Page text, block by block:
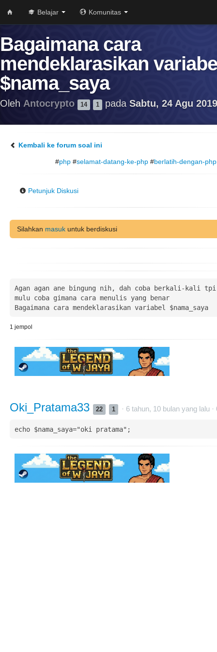
Belajar Komunitas
Bagaimana cara
mendeklarasikan
$nama_saya
Oleh Antocrypto 14 1 pada Sabtu, 24 Agu
Kembali ke forum soal ini
#php#selamat-datang-ke-php#berlatih-dengan-php
Petunjuk Diskusi
Silahkan masuk untuk berdiskusi
Agan agan ane bingung nih, dah coba berkali-kali
mulu coba gimana cara menulis yang benar
Bagaimana cara mendeklarasikan variabel $nama_saya
1 jempol
Oki_Pratama33 22 1 · 6 tahun, 10 bulan yang lalu ·
echo $nama_saya="oki pratama";